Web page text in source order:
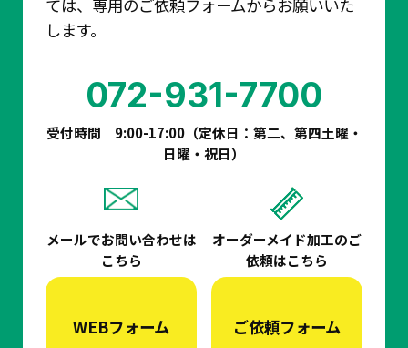
ては、専用のご依頼フォームからお願いいた
します。
072-931-7700
受付時間 9:00-17:00（定休日：第二、第四土曜・
日曜・祝日）
メールでお問い合わせは
こちら
WEBフォーム
オーダーメイド加工のご
依頼はこちら
ご依頼フォーム